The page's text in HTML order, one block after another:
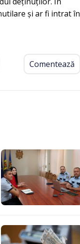
și ar fi intrat în
Comentează